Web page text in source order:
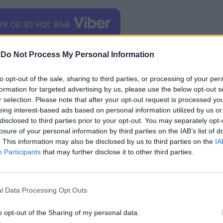
Do Not Process My Personal Information
opt-out of the sale, sharing to third parties, or processing of your
for targeted advertising by us, please use the below opt-out
selection. Please note that after your opt-out request is processed
interest-based ads based on personal information utilized by us
to third parties prior to your opt-out. You may separately
of your personal information by third parties on the IAB’s list of
This information may also be disclosed by us to third parties on the
Participants that may further disclose it to other third parties.
Data Processing Opt Outs
opt-out of the Sharing of my personal data.
по международните въпроси. Тя смята, че като
изявления от името на правителството, без
е консенсус, за да следваме последователно
говорят за реална опасносткоалиционното
години. Рамафоса вече е обвиняван в двойни
му не осъдинахлуването на Русия в Украйна,
Според DA обаче, този неутралитет
към Израел, нито в сервилниченето пред
си политика , по въпросите за
на Африканския национален конгрес
Колкото до добрите отношения на Африканския